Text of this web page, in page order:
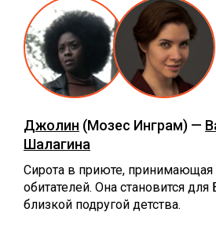
Джолин (Мозес Инграм) —
Шалагина
Сирота в приюте, принимающая
обитателей. Она становится
близкой подругой детства.